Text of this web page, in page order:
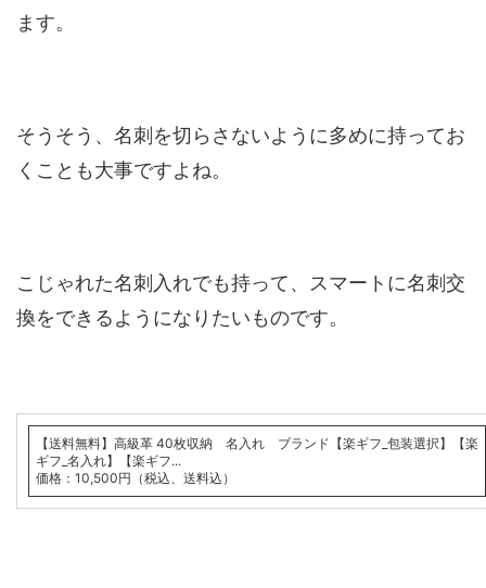
ます。
そうそう、名刺を切らさないように多めに持ってお
くことも大事ですよね。
こじゃれた名刺入れでも持って、スマートに名刺交
換をできるようになりたいものです。
【送料無料】高級革 40枚収納 名入れ ブランド【楽ギフ_包装選択】【楽
ギフ_名入れ】【楽ギフ...
価格：10,500円（税込、送料込）